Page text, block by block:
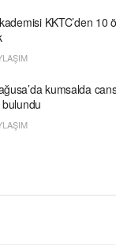
KKTC’den 10
kumsalda